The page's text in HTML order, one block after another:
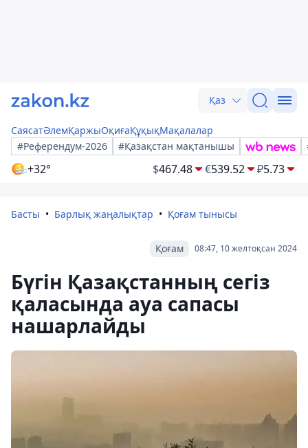
Қаз
СаясатӘлемҚаржыОқиғаҚұқықМақалалар
#Референдум-2026
#Қазақстан мақтанышы
+32° $467.48 €539.52 ₽5.73
Басты Барлық жаңалықтар Қоғам тынысы
08:47, 10 желтоқсан 2024
Қоғам
Бүгін Қазақстанның сегіз
қаласында ауа сапасы
нашарлайды